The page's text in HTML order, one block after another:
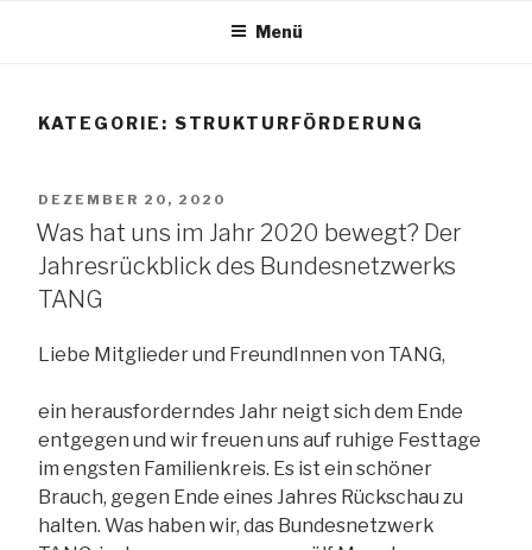
TANG e.V.
Menü
KATEGORIE: STRUKTURFÖRDERUNG
VERÖFFENTLICHT
AM
DEZEMBER 20, 2020
Was hat uns im Jahr 2020 bewegt? Der
Jahresrückblick des Bundesnetzwerks
TANG
Liebe Mitglieder und FreundInnen von TANG,
ein herausforderndes Jahr neigt sich dem Ende
entgegen und wir freuen uns auf ruhige Festtage
im engsten Familienkreis. Es ist ein schöner
Brauch, gegen Ende eines Jahres Rückschau zu
halten. Was haben wir, das Bundesnetzwerk